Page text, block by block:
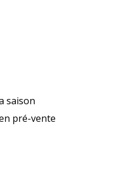
saison
pré-vente